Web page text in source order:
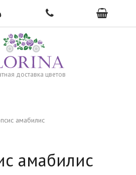
доставка цветов
сюда →
амабилис
амабилис